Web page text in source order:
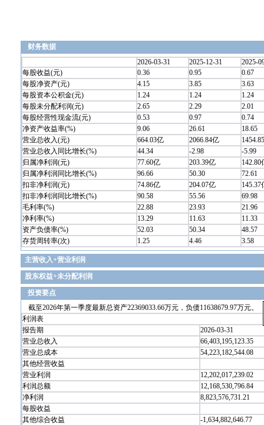
财务数据
2026-03-31
2025-12-31
2025-
每股收益(元)
0.36 0.95
0.67
每股净资产(元)
4.15 3.85
3.63
每股资本公积金(元)
1.24 1.24
1.24
每股未分配利润(元)
2.65 2.29
2.01
每股经营性现金流(元)
0.53 0.97
0.74
净资产收益率(%)
9.06 26.61
18.65
营业总收入(元)
664.03亿 2066.84亿
营业总收入同比增长(%)
44.34 -2.98
-5.99
归属净利润(元)
77.60亿 203.39亿
142.80
归属净利润同比增长(%)
96.66 50.30
72.61
扣非净利润(元)
74.86亿 204.07亿
145.37
扣非净利润同比增长(%)
90.58 55.56
69.98
毛利率(%)
22.88 23.93
21.96
净利率(%)
13.29 11.63
11.33
资产负债率(%)
52.03 50.34
48.57
存货周转率(次)
1.25 4.46 3.58
主营收入+营业利润
股东权益+未分配利润
投资要点
截至2026年第一季度最新总资产22369033.66万元，负债11638679.97万元。
利润表
报告期
2026-03-31
营业总收入
66,403,195,123.35
营业总成本
54,223,182,544.08
其他经营收益
营业利润
12,202,017,239.02
利润总额
12,168,530,796.84
净利润
8,823,576,731.21
每股收益
其他综合收益
-1,634,882,646.77